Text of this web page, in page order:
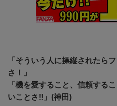
「そういう人に操縦されたら
さ！」
「機を愛すること、信頼する
いことさ!!」(神田)